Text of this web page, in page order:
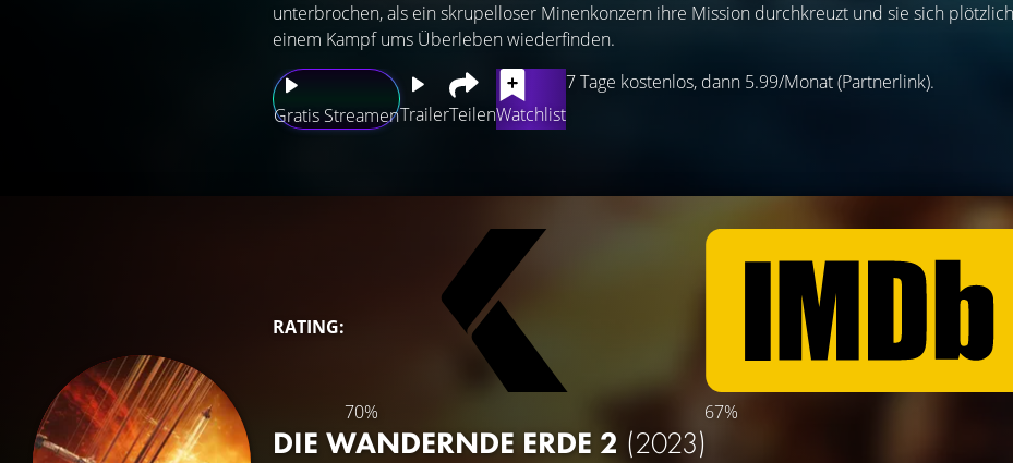
Gratis StreamenTrailerTeilenWatchlist
7 Tage kostenlos, dann 5.99/Monat (Partnerlink).
unterbrochen, als ein skrupelloser Minenkonzern ihre Mission durchkreuzt und sie sich
einem Kampf ums Überleben wiederfinden.
RATING:
70% 67%
DIE WANDERNDE ERDE 2 (2023)